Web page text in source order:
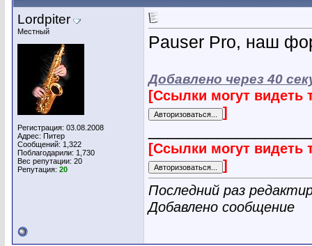
Lordpiter
Местный
Регистрация: 03.08.2008
Адрес: Питер
Сообщений: 1,322
Поблагодарили: 1,730
Вес репутации: 20
Репутация: 20
Pauser Pro, наш
Добавлено через 40
[Ссылки могут видеть
]
[Ссылки могут видеть
]
Последний раз
Добавлено сообщение